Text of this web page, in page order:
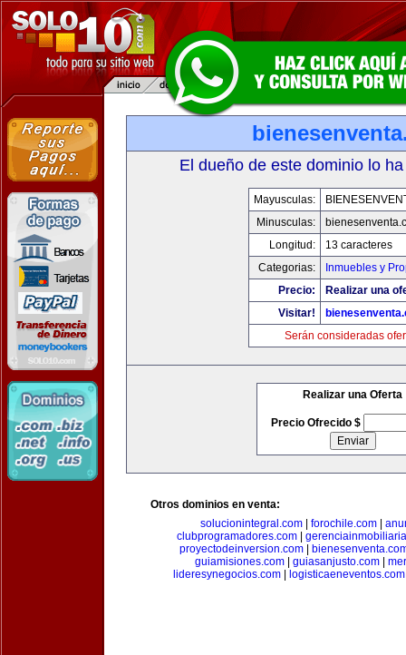
El dueño de este dominio lo
Mayusculas:
Minusculas:
Longitud:
13 caracteres
Categorias:
Inmuebles y
Precio:
Realizar una
Visitar!
Serán consideradas
Realizar una Oferta
Precio Ofrecido $
Otros dominios en venta:
solucionintegral.com| forochile.com|
clubprogramadores.com
proyectodeinversion.com|
guiamisiones.com
guiasanjusto.com
lideresynegocios.com
logisticaeneventos.com